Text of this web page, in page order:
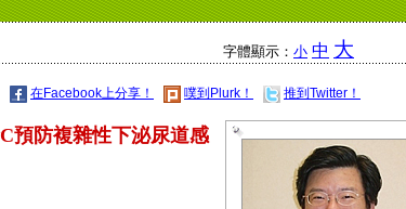
字體顯示： 小 中 大
在Facebook上分享！ 噗到Plurk！ 推到Twitter！
預防複雜性下泌尿道感